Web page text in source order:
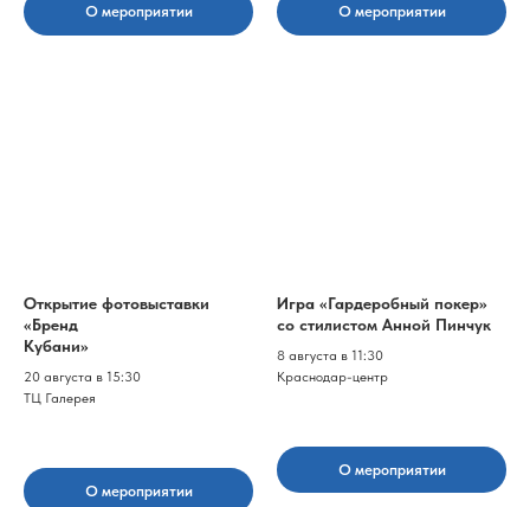
О мероприятии О мероприятии
Открытие фотовыставки
«Бренд
Кубани»
20 августа в 15:30
ТЦ Галерея
О мероприятии
Игра «Гардеробный покер»
со стилистом Анной Пинчук
8 августа в 11:30
Краснодар-центр
О мероприятии